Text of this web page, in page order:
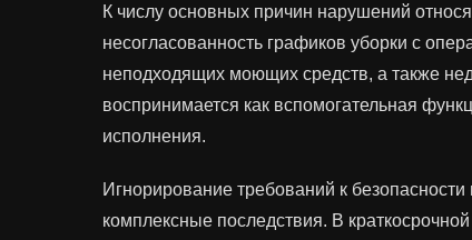
К числу основных причин нарушений
несогласованность графиков уборки с
неподходящих моющих средств, а также
воспринимается как вспомогательная
исполнения.
Игнорирование требований к
комплексные последствия. В